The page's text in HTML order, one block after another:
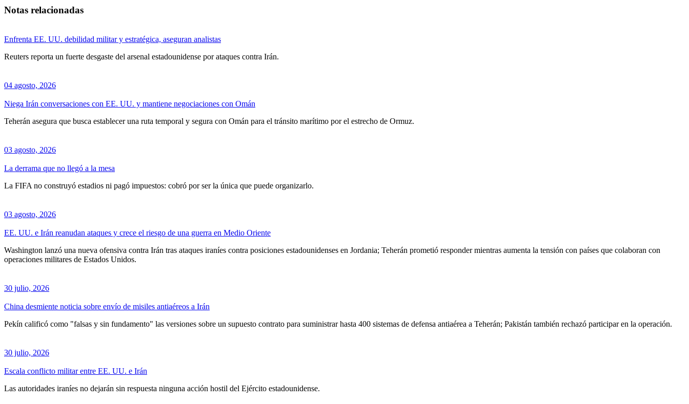
Notas relacionadas
Enfrenta EE. UU. debilidad militar y estratégica, aseguran analistas
Reuters reporta un fuerte desgaste del arsenal estadounidense por ataques contra Irán.
04 agosto, 2026
Niega Irán conversaciones con EE. UU. y mantiene negociaciones con Omán
Teherán asegura que busca establecer una ruta temporal y segura con Omán para el tránsito marítimo por el estrecho de Ormuz.
03 agosto, 2026
La derrama que no llegó a la mesa
La FIFA no construyó estadios ni pagó impuestos: cobró por ser la única que puede organizarlo.
03 agosto, 2026
EE. UU. e Irán reanudan ataques y crece el riesgo de una guerra en Medio Oriente
Washington lanzó una nueva ofensiva contra Irán tras ataques iraníes contra posiciones estadounidenses en Jordania; Teherán prometió responder mientras aumenta la tensión con países que colaboran con
operaciones militares de Estados Unidos.
30 julio, 2026
China desmiente noticia sobre envío de misiles antiaéreos a Irán
Pekín calificó como "falsas y sin fundamento" las versiones sobre un supuesto contrato para suministrar hasta 400 sistemas de defensa antiaérea a Teherán; Pakistán también rechazó participar en la operación.
30 julio, 2026
Escala conflicto militar entre EE. UU. e Irán
Las autoridades iraníes no dejarán sin respuesta ninguna acción hostil del Ejército estadounidense.